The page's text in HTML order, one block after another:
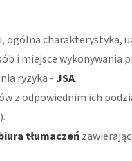
ogólna charakterystyka,
i miejsce wykonywania
ryzyka - JSA.
z odpowiednim ich
tłumaczeń